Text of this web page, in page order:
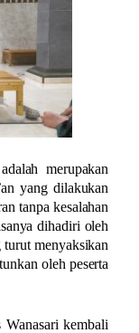
merupakan
yang dilakukan
tanpa kesalahan
dihadiri oleh
turut menyaksikan
oleh peserta
kembali